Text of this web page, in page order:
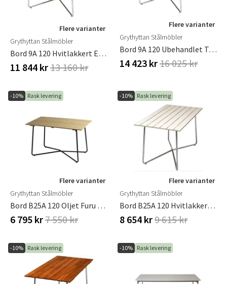
Flere varianter
Grythyttan Stålmöbler
Bord 9A 120 Hvitlakkert Eik / Varmforsinket Stativ Grythyttan Stålmöbler
11 844 kr13 160 kr
Flere varianter
Grythyttan Stålmöbler
Bord 9A 120 Ubehandlet Teak / Varmforsinket Stativ Grythyttan Stålmöbler
14 423 kr16 025 kr
-10% Rask levering
Flere varianter
Grythyttan Stålmöbler
Bord B25A 120 Oljet Furu / Grønt Stativ
6 795 kr7 550 kr
-10% Rask levering
Flere varianter
Grythyttan Stålmöbler
Bord B25A 120 Hvitlakkert Eik / Varmforsinket Stativ Grythyttan Stålmöbler
8 654 kr9 615 kr
-10% Rask levering -10% Rask levering